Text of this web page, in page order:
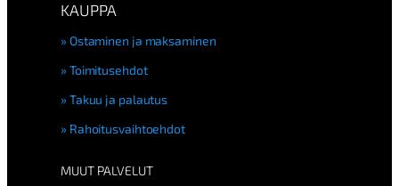
KAUPPA
Ostaminen ja maksaminen
Toimitusehdot
Takuu ja palautus
Rahoitusvaihtoehdot
MUUT PALVELUT